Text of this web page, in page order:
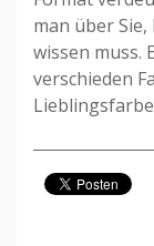
man über
wissen muss.
verschieden